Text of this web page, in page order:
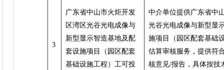
3
广东省中山市火炬开发
区湾区光谷光电成像与
新型显示智造基地及配
套设施项目（园区配套
基础设施工程）工可投
中介单位提供广东省中
光谷光电成像与新型显
施项目（园区配套基础
估算审核服务，提供符
核意见/报告，具体按技